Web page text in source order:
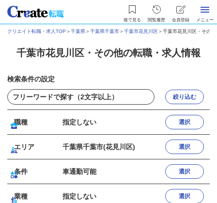
後で見る 閲覧履歴 会員登録 メニュー
クリエイト転職・求人TOP ＞千葉県＞千葉県千葉市＞千葉市花見川区＞千葉市花見川区・その
千葉市花見川区・その他の転職・求人情報
検索条件の設定
絞り込む
職種 指定しない 選択
エリア 千葉県千葉市(花見川区) 選択
条件 車通勤可能 選択
業種 指定しない 選択